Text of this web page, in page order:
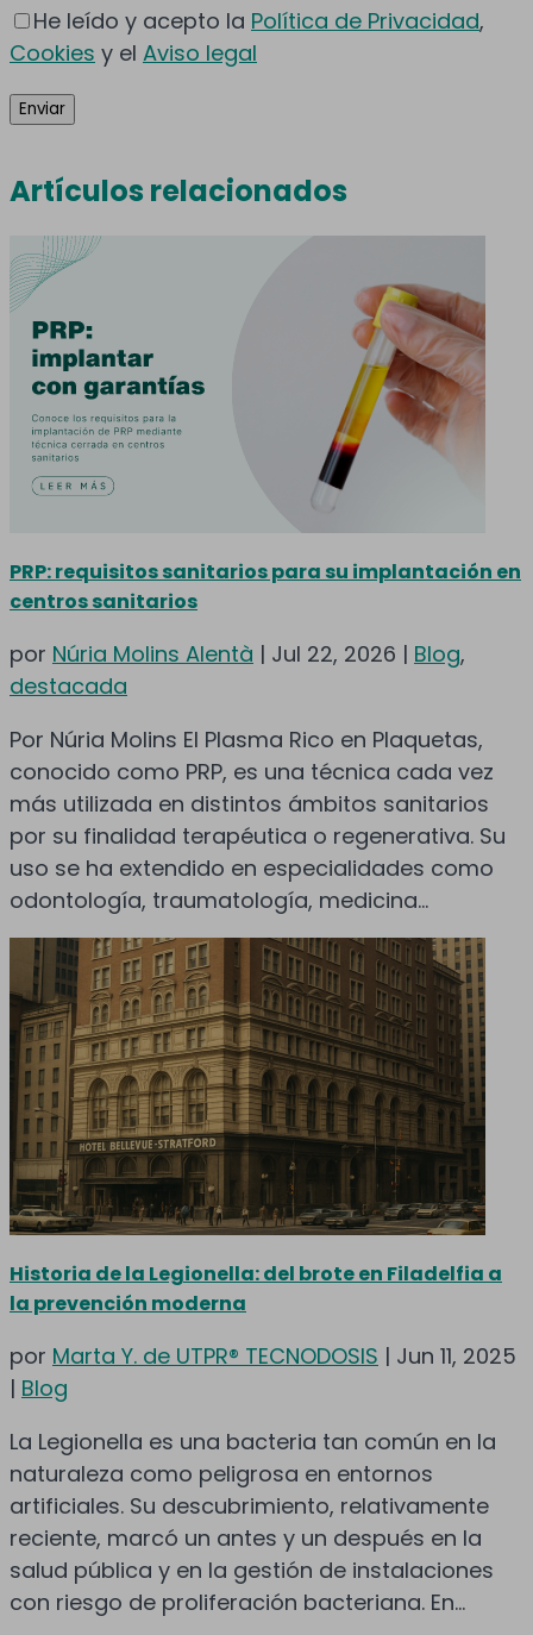
He leído y acepto la Política de Privacidad,
Cookies y el Aviso legal
Artículos relacionados
PRP: requisitos sanitarios para su implantación en
centros sanitarios
por Núria Molins Alentà | Jul 22, 2026 | Blog,
destacada
Por Núria Molins El Plasma Rico en Plaquetas,
conocido como PRP, es una técnica cada vez
más utilizada en distintos ámbitos sanitarios
por su finalidad terapéutica o regenerativa. Su
uso se ha extendido en especialidades como
odontología, traumatología, medicina...
Historia de la Legionella: del brote en Filadelfia a
la prevención moderna
por Marta Y. de UTPR® TECNODOSIS | Jun 11, 2025
| Blog
La Legionella es una bacteria tan común en la
naturaleza como peligrosa en entornos
artificiales. Su descubrimiento, relativamente
reciente, marcó un antes y un después en la
salud pública y en la gestión de instalaciones
con riesgo de proliferación bacteriana. En...